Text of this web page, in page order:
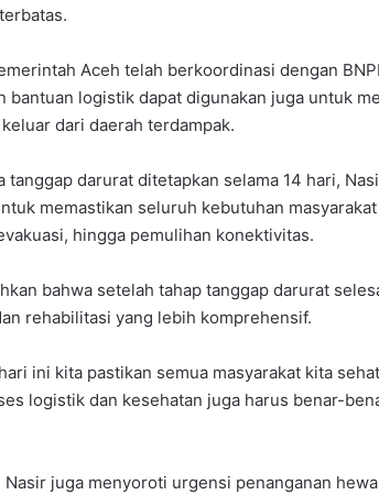
Aceh telah berkoordinasi dengan
bantuan logistik dapat digunakan juga untuk
dari daerah terdampak.
tanggap darurat ditetapkan selama 14 hari,
memastikan seluruh kebutuhan
hingga pemulihan konektivitas.
bahwa setelah tahap tanggap darurat
rehabilitasi yang lebih komprehensif.
ini kita pastikan semua masyarakat kita
logistik dan kesehatan juga harus benar-
Nasir juga menyoroti urgensi penanganan